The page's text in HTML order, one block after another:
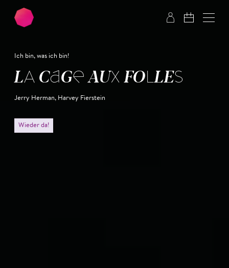
Zum Hauptinhalt springen Zum Footer springen
Ich bin, was ich bin!
LA CAGE AUX FOLLES
Jerry Herman, Harvey Fierstein
Wieder da!